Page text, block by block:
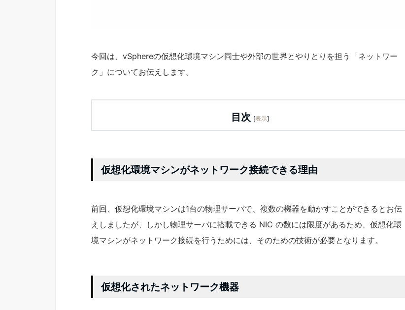
今回は、vSphereの仮想化環境マシン同士や外部の世界とやりとりを担う「ネットワー
ク」についてお伝えします。
目次 [表示]
仮想化環境マシンがネットワーク接続できる理由
前回、仮想化環境マシンは1台の物理サーバで、複数の機器を動かすことができるとお伝
えしましたが、しかし物理サーバに搭載できる NIC の数には限度があるため、仮想化環
境マシンがネットワーク接続を行うためには、そのための技術が必要となります。
仮想化されたネットワーク機器